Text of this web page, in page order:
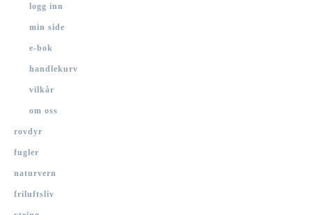
logg inn
min side
e-bok
handlekurv
vilkår
om oss
rovdyr
fugler
naturvern
friluftsliv